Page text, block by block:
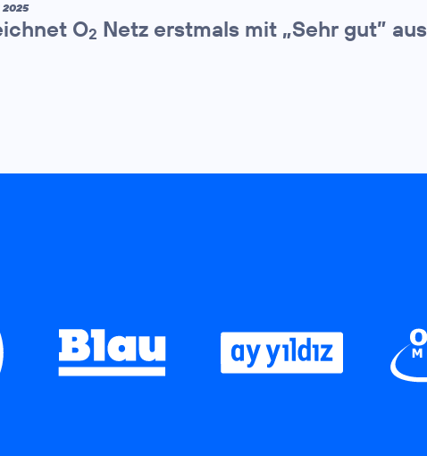
2025
O2 Netz erstmals mit „Sehr gut” aus